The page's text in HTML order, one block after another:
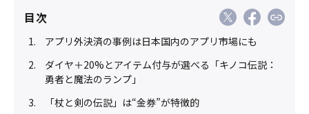
目次
アプリ外決済の事例は日本国内のアプリ市場にも
ダイヤ＋20%とアイテム付与が選べる「キノコ伝説：
勇者と魔法のランプ」
「杖と剣の伝説」は“金券”が特徴的